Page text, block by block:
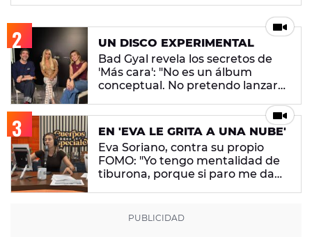
UN DISCO EXPERIMENTAL
Bad Gyal revela los secretos de
'Más cara': "No es un álbum
conceptual. No pretendo lanzar
EN 'EVA LE GRITA A UNA NUBE'
Eva Soriano, contra su propio
FOMO: "Yo tengo mentalidad de
tiburona, porque si paro me da